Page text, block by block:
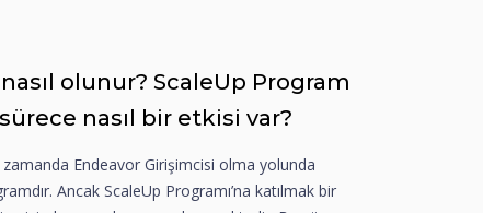
olunur? ScaleUp Program
nasıl bir etkisi var?
zamanda Endeavor Girişimcisi olma yolunda
Ancak ScaleUp Programı’na katılmak bir